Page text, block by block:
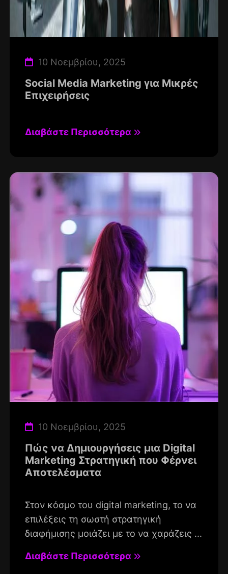
10 Νοεμβρίου, 2025
Social Media Marketing για Μικρές
Επιχειρήσεις
Διαβάστε Περισσότερα
10 Νοεμβρίου, 2025
Πώς να Δημιουργήσεις μια Digital
Marketing Στρατηγική που Φέρνει
Αποτελέσματα
Στον κόσμο του digital marketing, το να
επιλέξεις τη σωστή στρατηγική
διαφήμισης μοιάζει με το να χαράζεις ...
Διαβάστε Περισσότερα